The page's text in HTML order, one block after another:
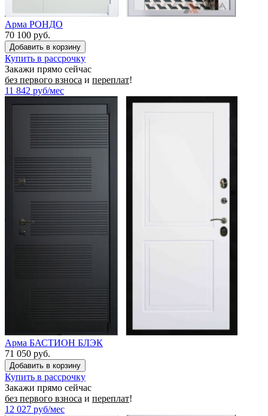
Арма РОНДО
70 100 руб.
Купить в рассрочку
Закажи прямо сейчас
без первого взноса и переплат!
11 842 руб/мес
Арма БАСТИОН БЛЭК
71 050 руб.
Купить в рассрочку
Закажи прямо сейчас
без первого взноса и переплат!
12 027 руб/мес